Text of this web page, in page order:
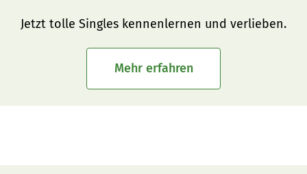
Jetzt tolle Singles kennenlernen und verlieben.
Mehr erfahren